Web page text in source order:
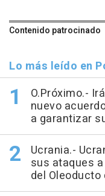
Contenido patrocinado
Lo más leído en
O.Próximo.-
nuevo
a garantizar
Ucrania.-
sus ataques
del Oleoducto